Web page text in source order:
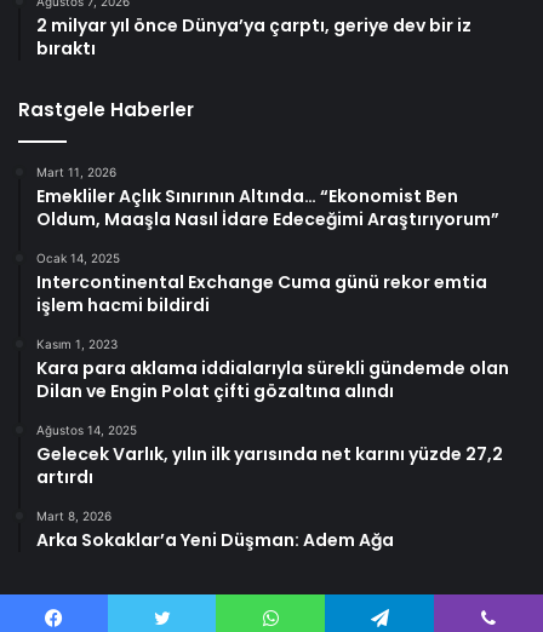
2 milyar yıl önce Dünya’ya çarptı, geriye dev bir iz
bıraktı
Rastgele Haberler
Mart 11, 2026
Emekliler Açlık Sınırının Altında… “Ekonomist Ben
Oldum, Maaşla Nasıl İdare Edeceğimi Araştırıyorum”
Ocak 14, 2025
Intercontinental Exchange Cuma günü rekor emtia
işlem hacmi bildirdi
Kasım 1, 2023
Kara para aklama iddialarıyla sürekli gündemde olan
Dilan ve Engin Polat çifti gözaltına alındı
Ağustos 14, 2025
Gelecek Varlık, yılın ilk yarısında net karını yüzde 27,2
artırdı
Mart 8, 2026
Arka Sokaklar’a Yeni Düşman: Adem Ağa